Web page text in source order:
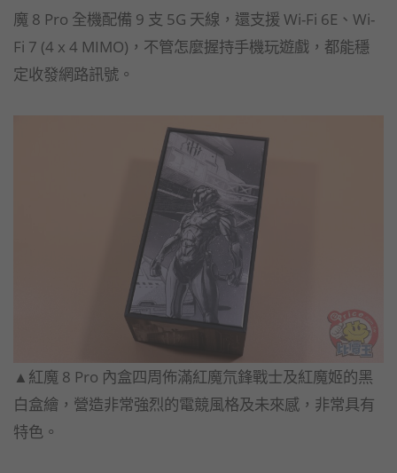
魔 8 Pro 全機配備 9 支 5G 天線，還支援 Wi-Fi 6E、Wi-
Fi 7 (4 x 4 MIMO)，不管怎麼握持手機玩遊戲，都能穩
定收發網路訊號。
▲紅魔 8 Pro 內盒四周佈滿紅魔氘鋒戰士及紅魔姬的黑
白盒繪，營造非常強烈的電競風格及未來感，非常具有
特色。